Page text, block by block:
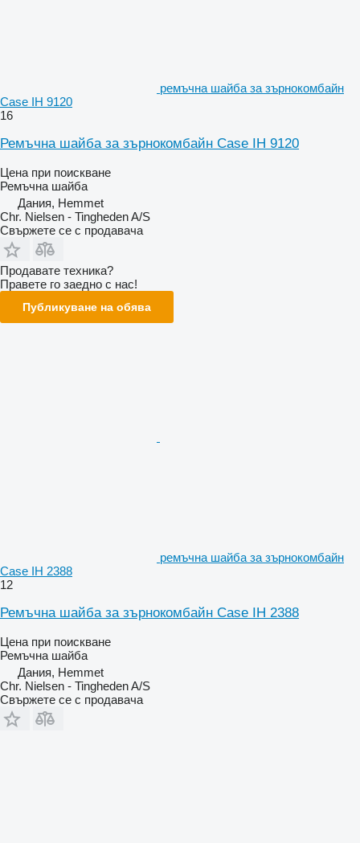
ремъчна шайба за зърнокомбайн
Case IH 9120
16
Ремъчна шайба за зърнокомбайн Case IH 9120
Цена при поискване
Ремъчна шайба
Дания, Hemmet
Chr. Nielsen - Tingheden A/S
Свържете се с продавача
Продавате техника?
Правете го заедно с нас!
Публикуване на обява
ремъчна шайба за зърнокомбайн
Case IH 2388
12
Ремъчна шайба за зърнокомбайн Case IH 2388
Цена при поискване
Ремъчна шайба
Дания, Hemmet
Chr. Nielsen - Tingheden A/S
Свържете се с продавача